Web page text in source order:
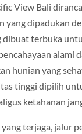
View Bali
yang dipadukan
dibuat terbuka
alami
hunian yang
tinggi dipilih
ketahanan
terjaga, jalur